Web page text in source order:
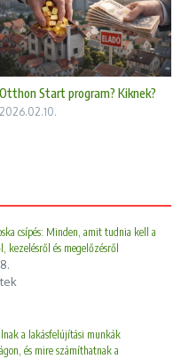
Otthon Start program? Kiknek?
2026.02.10.
csípés: Minden, amit tudnia kell a
kezelésről és megelőzésről
a lakásfelújítási munkák
és mire számíthatnak a